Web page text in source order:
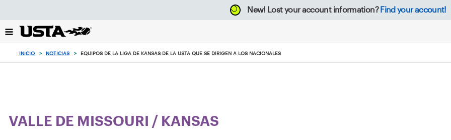
el
botón
New! Lost your account information? Find your account!
INICIO > NOTICIAS > EQUIPOS DE LA LIGA DE KANSAS DE LA USTA QUE SE DIRIGEN A LOS NACIONALES
VALLE DE MISSOURI / KANSAS